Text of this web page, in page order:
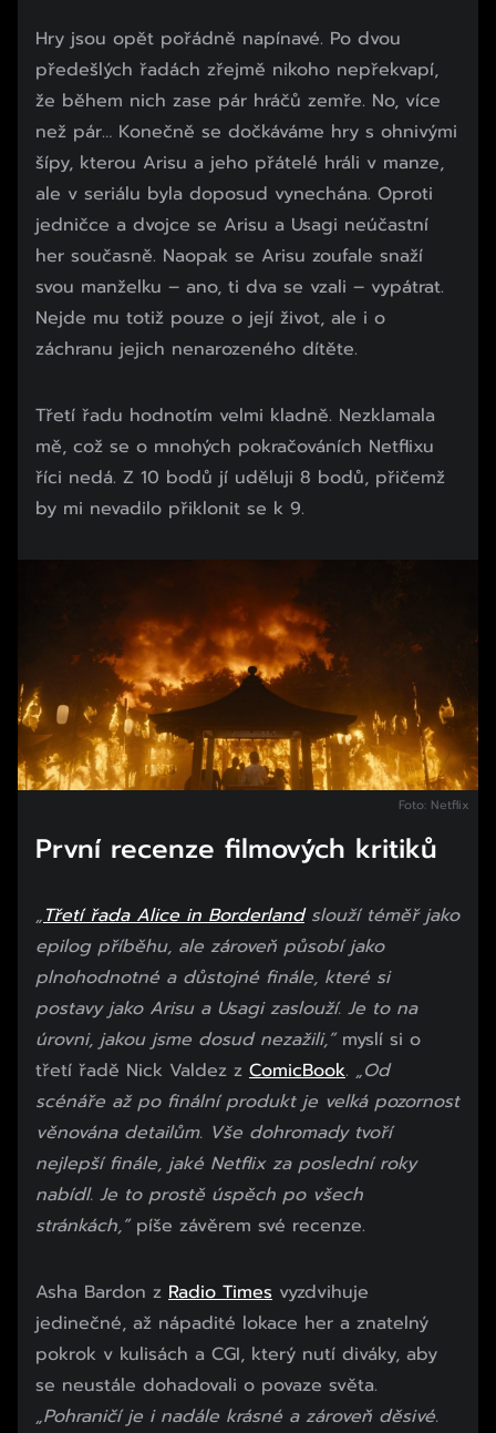
Hry jsou opět pořádně napínavé. Po dvou
předešlých řadách zřejmě nikoho nepřekvapí,
že během nich zase pár hráčů zemře. No, více
než pár… Konečně se dočkáváme hry s ohnivými
šípy, kterou Arisu a jeho přátelé hráli v manze,
ale v seriálu byla doposud vynechána. Oproti
jedničce a dvojce se Arisu a Usagi neúčastní
her současně. Naopak se Arisu zoufale snaží
svou manželku – ano, ti dva se vzali – vypátrat.
Nejde mu totiž pouze o její život, ale i o
záchranu jejich nenarozeného dítěte.
Třetí řadu hodnotím velmi kladně. Nezklamala
mě, což se o mnohých pokračováních Netflixu
říci nedá. Z 10 bodů jí uděluji 8 bodů, přičemž
by mi nevadilo přiklonit se k 9.
Foto: Netflix
První recenze filmových kritiků
„Třetí řada Alice in Borderlandslouží téměř jako
epilog příběhu, ale zároveň působí jako
plnohodnotné a důstojné finále, které si
postavy jako Arisu a Usagi zaslouží. Je to na
úrovni, jakou jsme dosud nezažili,” myslí si o
třetí řadě Nick Valdez z ComicBook. „Od
scénáře až po finální produkt je velká pozornost
věnována detailům. Vše dohromady tvoří
nejlepší finále, jaké Netflix za poslední roky
nabídl. Je to prostě úspěch po všech
stránkách,” píše závěrem své recenze.
Asha Bardon z Radio Times vyzdvihuje
jedinečné, až nápadité lokace her a znatelný
pokrok v kulisách a CGI, který nutí diváky, aby
se neustále dohadovali o povaze světa.
„Pohraničí je i nadále krásné a zároveň děsivé.